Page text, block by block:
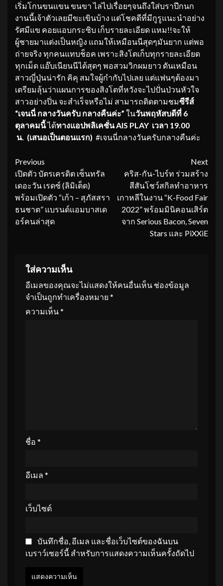
เริ่มโกนขนแขน ขนขา ไล่ไปเรื่อยๆจนถึงใส่บราปีกนก
งานนี้เจ้าตัวเลยมีขะเขินบ้าง แต่โชคดีที่มีกูรูแนะนำอย่าง
รัศมีแข คอยแอบกระซิบ เก็บรายละเอียด แหม!!จะให้
ผู้ชายมาแต่งเป็นหญิง แถมให้เหมือนนีสุดๆมันยาก แต่พอ
ถ่ายจริง ทุกคนแทบช็อค เพราะสิงโตเก็บทุกรายละเอียด
ทุกเม็ด แอ๊บเนียนนีได้สุดๆ พอสวมวิกผมยาว ดันเหมือน
สาวญี่ปุ่นน่ารัก คิคุ สมใจผู้กำกับไปเลย แต่แฟนๆต้องมา
เตรียมลุ้นว่าแผนการของสิงโตที่หวังจะไปปั่นป่วนหัวใจ
สาวอย่างปิ่น จะสำเร็จหรือไม่ สามารถติดตามชมซีรีส์
“เจนนี่ กลางวันครับ กลางคืนค่ะ” ในวันพฤหัสบดีที่ 6
ตุลาคมนี้ได้ทางแอปพลิเคชั่นAIS PLAY เวลา 19.00
น. (เสนอเป็นตอนแรก) #เจนนี่กลางวันครับกลางคืนค่ะ
Continue
Reading
Previous
เปิดตัว บัตรเครดิต เซ็นทรัล
เดอะวัน เรดซ์ (ลิมิเต็ด)
พร้อมเปิดตัว “เก้า – สุภัสสรา
ธนชาต” แบรนด์แอมบาสเด
อร์คนล่าสุด
Next
คริส-กัน-ไบร์ท ร่วมสร้าง
สีสันโชว์สกิลทำอาหาร
เกาหลีในงาน “K-Food Fair
2022” พร้อมมินิคอนเสิร์ต
จาก Serious Bacon, Seven
Stars และ PiXXiE
ใส่ความเห็น
อีเมลของคุณจะไม่แสดงให้คนอื่นเห็น ช่องข้อมูล
จำเป็นถูกทำเครื่องหมาย *
ความเห็น*
ชื่อ *
อีเมล *
เว็บไซต์
บันทึกชื่อ, อีเมล และชื่อเว็บไซต์ของฉันบน
เบราว์เซอร์นี้ สำหรับการแสดงความเห็นครั้งถัดไป